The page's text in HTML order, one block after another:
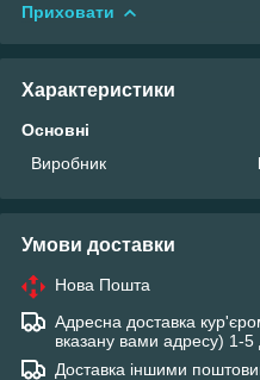
Приховати
Характеристики
Основні
Виробник
Умови доставки
Нова Пошта
Адресна доставка
вказану вами адресу) 1-5
Доставка іншими